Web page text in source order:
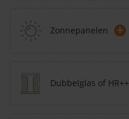
Zonnepanelen +
Dubbelglas of HR++